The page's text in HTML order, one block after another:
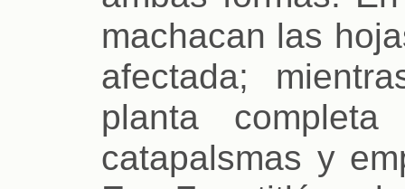
machacan las
afectada;
planta
catapalsmas y